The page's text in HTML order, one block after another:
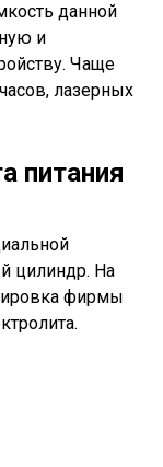
данной
и
Чаще
лазерных
питания
цилиндр. На
фирмы